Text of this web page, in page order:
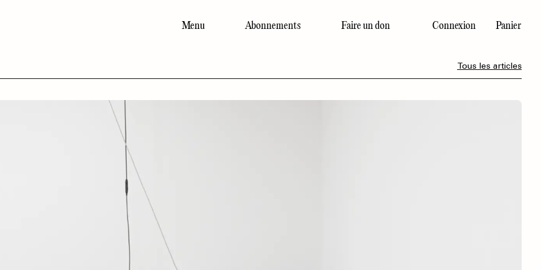
Menu Abonnements Faire un don Connexion Panier
Tous les articles